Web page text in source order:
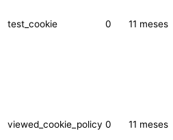
test_cookie 0 11 meses
viewed_cookie_policy 0 11 meses